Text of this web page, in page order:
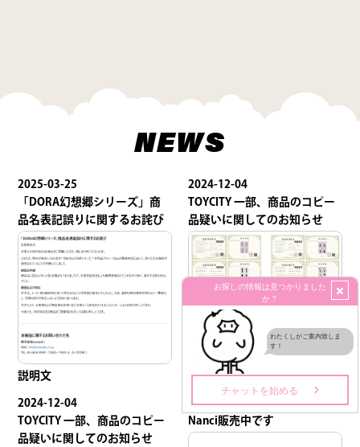
NEWS
2025-03-25
「DORA幻想郷シリーズ」商
品名表記誤りに関するお詫び
説明文
2024-12-04
TOYCITY 一部、商品のコピー
品疑いに関してのお知らせ
版権証明書
2024-12-04
TOYCITY 一部、商品のコピー
品疑いに関してのお知らせ
2024-07-24
Nanci販売中です